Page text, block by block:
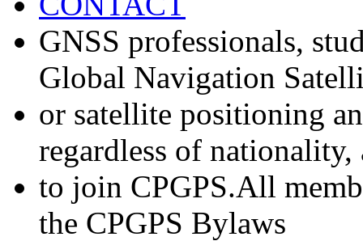
GNSS professionals,
Global Navigation
or satellite positioning
regardless of nationality,
to join CPGPS.All
the CPGPS Bylaws